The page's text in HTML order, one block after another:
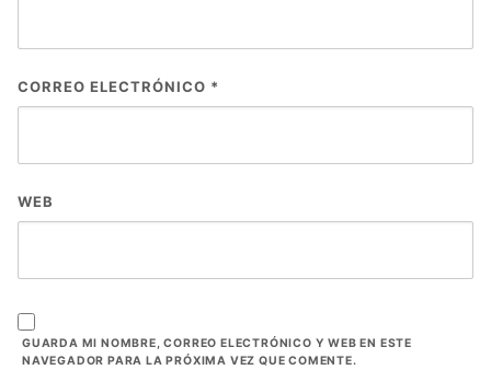
CORREO ELECTRÓNICO *
WEB
GUARDA MI NOMBRE, CORREO ELECTRÓNICO Y WEB EN ESTE
NAVEGADOR PARA LA PRÓXIMA VEZ QUE COMENTE.